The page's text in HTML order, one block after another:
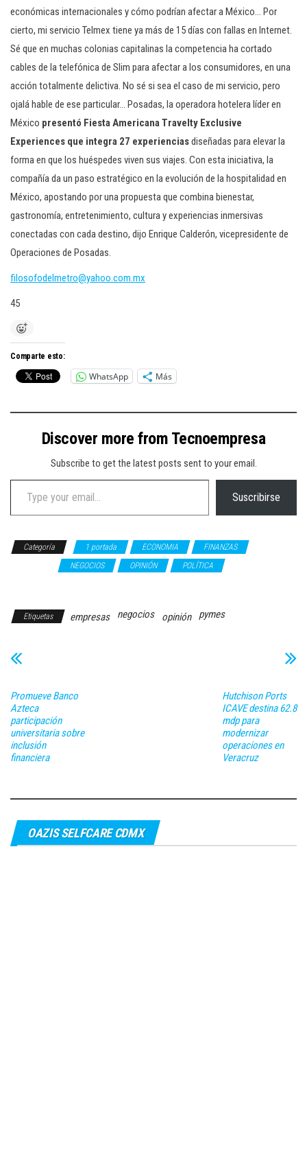
económicas internacionales y cómo podrían afectar a México… Por
cierto, mi servicio Telmex tiene ya más de 15 días con fallas en Internet.
Sé que en muchas colonias capitalinas la competencia ha cortado
cables de la telefónica de Slim para afectar a los consumidores, en una
acción totalmente delictiva. No sé si sea el caso de mi servicio, pero
ojalá hable de ese particular… Posadas, la operadora hotelera líder en
México presentó Fiesta Americana Travelty Exclusive
Experiences que integra 27 experienciasdiseñadas para elevar la
forma en que los huéspedes viven sus viajes. Con esta iniciativa, la
compañía da un paso estratégico en la evolución de la hospitalidad en
México, apostando por una propuesta que combina bienestar,
gastronomía, entretenimiento, cultura y experiencias inmersivas
conectadas con cada destino, dijo Enrique Calderón, vicepresidente de
Operaciones de Posadas.
filosofodelmetro@yahoo.com.mx
45
Comparte esto:
WhatsApp Más
Discover more from Tecnoempresa
Subscribe to get the latest posts sent to your email.
Type your email…
Suscribirse
Categoría 1 portada ECONOMIA
FINANZAS
NEGOCIOS OPINIÓN POLÍTICA
Etiquetas empresas negocios opinión pymes
Promueve Banco
Azteca
participación
universitaria sobre
inclusión
financiera
Hutchison Ports
ICAVE destina 62.8
mdp para
modernizar
operaciones en
Veracruz
OAZIS SELFCARE CDMX